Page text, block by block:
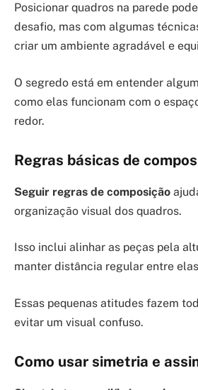
Posicionar quadros na parede
desafio, mas com algumas
criar um ambiente agradável e
O segredo está em entender
como elas funcionam com o
redor.
Regras básicas de
Seguir regras de composição
organização visual dos quadros.
Isso inclui alinhar as peças pela
manter distância regular entre
Essas pequenas atitudes fazem
evitar um visual confuso.
Como usar simetria e